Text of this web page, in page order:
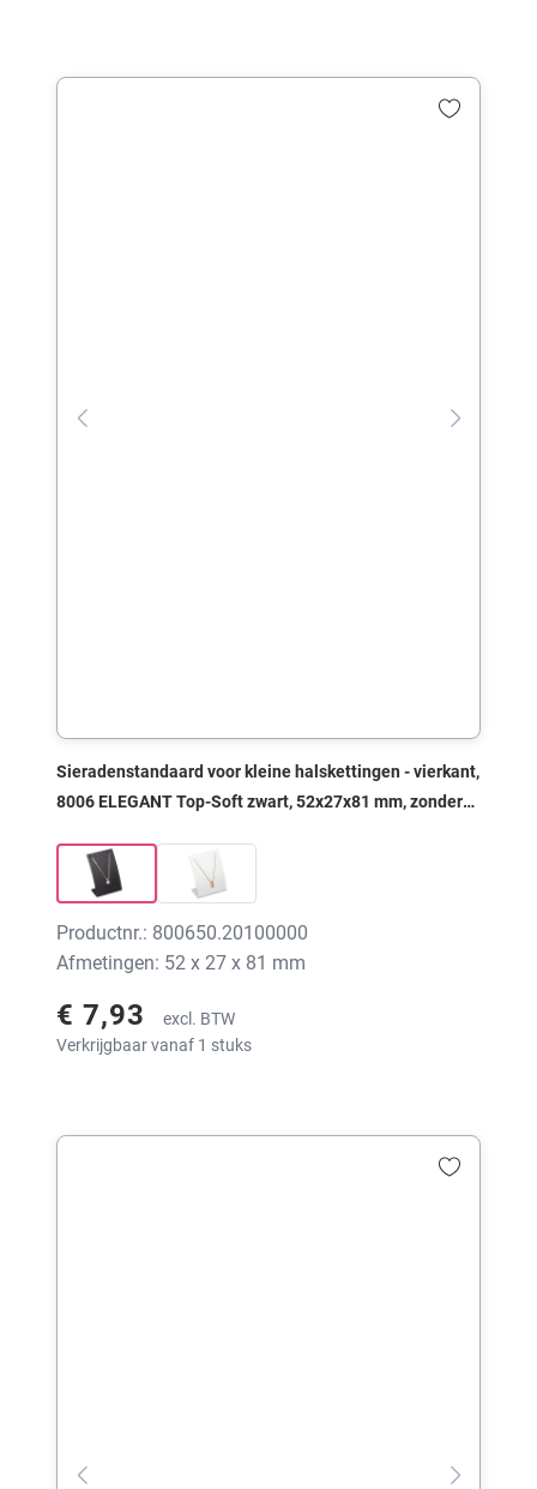
Sieradenstandaard voor kleine halskettingen - vierkant,
8006 ELEGANT Top-Soft zwart, 52x27x81 mm, zonder
Productnr.: 800650.20100000
Afmetingen: 52 x 27 x 81 mm
€ 7,93
excl. BTW
Verkrijgbaar vanaf 1 stuks